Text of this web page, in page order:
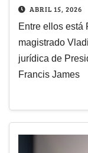
ABRIL 15, 2026
Entre ellos está
magistrado
jurídica de
Francis James